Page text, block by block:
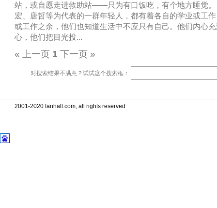
站，或自愿走进救助站——只为有口饭吃，有个地方睡觉
宏、唐哲等为代表的一群年轻人，都有着各自的学业或工
或工作之余，他们也知道生活中不应只有自己。他们内心
心，他们把目光投...
« 上一页 1 下一页 »
对搜索结果不满意？试试这个搜索框：
2001-2020 fanhall.com, all rights reserved